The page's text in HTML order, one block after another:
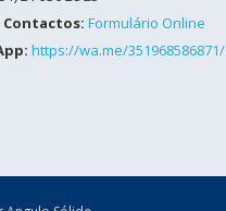
Formulário Online
https://wa.me/351968586871/